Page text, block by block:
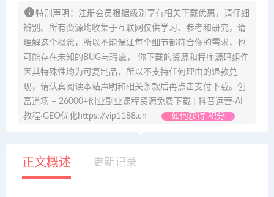
特别声明：注册会员根据级别享有相关下载优惠，请仔细
辨别。所有资源均收集于互联网仅供学习、参考和研究，请
理解这个概念，所以不能保证每个细节都符合你的需求，也
可能存在未知的BUG与瑕疵， 你下载的资源和程序源码组件
因其特殊性均为可复制品，所以不支持任何理由的退款兑
现，请认真阅读本站声明和相关条款后再点击支付下载。创
富道场 – 26000+创业副业课程资源免费下载 | 抖音运营·AI
教程·GEO优化https://vip1188.cn
如何获得 积分
正文概述 更新记录